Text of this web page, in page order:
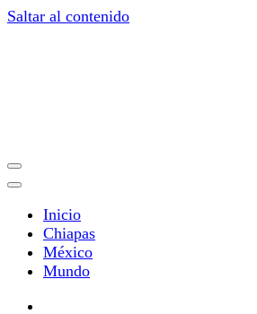
Saltar al contenido
Minuto Chiapas
Inicio
Chiapas
México
Mundo